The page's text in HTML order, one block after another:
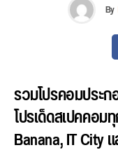
By
รวมโปรคอมประ
โปรเด็ดสเปคคอ
Banana, IT City